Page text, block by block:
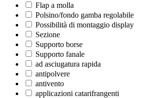
Flap a molla
Polsino/fondo gamba regolabile
Possibilità di montaggio display
Sezione
Supporto borse
Supporto fanale
ad asciugatura rapida
antipolvere
antivento
applicazioni catarifrangenti